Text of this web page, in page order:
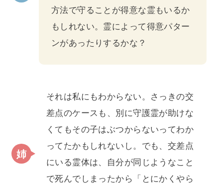
方法で守ることが得意な霊もいるか
もしれない。霊によって得意パター
ンがあったりするかな？
それは私にもわからない。さっきの交
差点のケースも、別に守護霊が助けな
くてもその子はぶつからないってわか
ってたかもしれないし。でも、交差点
にいる霊体は、自分が同じようなこと
で死んでしまったから「とにかくやら